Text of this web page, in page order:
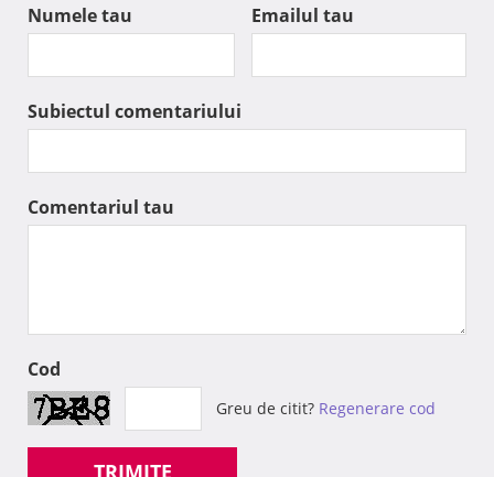
Numele tau Emailul tau
Subiectul comentariului
Comentariul tau
Cod
Greu de citit? Regenerare cod
TRIMITE